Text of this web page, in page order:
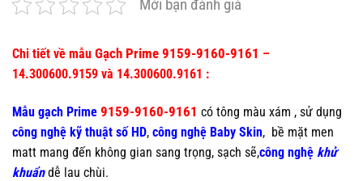
Mời bạn đánh giá
Chi tiết về mẫu Gạch Prime 9159-9160-9161 –
14.300600.9159 và 14.300600.9161 :
Mẫu gạch Prime 9159-9160-9161 có tông màu xám , sử dụng
công nghệ kỹ thuật số HD, công nghệ Baby Skin, bề mặt men
matt mang đến không gian sang trọng, sạch sẽ,công nghệ khử
khuẩn dễ lau chùi.